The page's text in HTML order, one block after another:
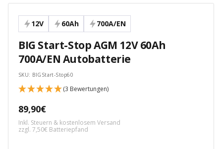
12V 60Ah 700A/EN
BIG Start-Stop AGM 12V 60Ah
700A/EN Autobatterie
SKU: BIGStart-Stop60
(3 Bewertungen)
Angebotspreis
89,90€
Inkl. Steuern & kostenlosem Versand
zzgl. 7,50€ Batteriepfand